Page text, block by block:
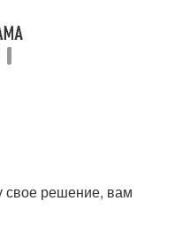
свое решение, вам